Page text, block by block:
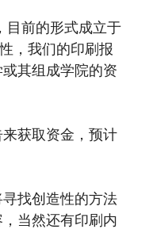
目前的形式成立于
，我们的印刷报
其组成学院的资
获取资金，预计
找创造性的方法
当然还有印刷内